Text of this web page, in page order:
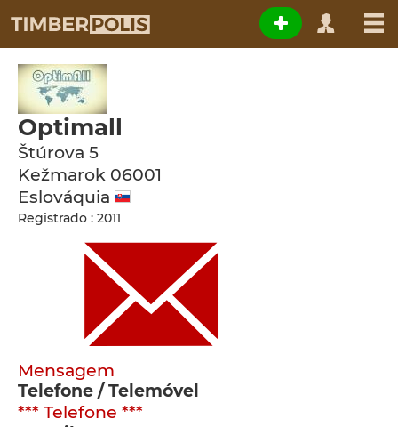
Optimall
Štúrova 5
Kežmarok 06001
Eslováquia
Registrado : 2011
Mensagem
Telefone / Telemóvel
*** Telefone ***